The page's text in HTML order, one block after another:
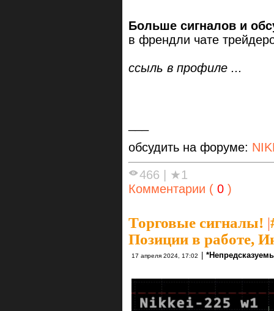
Больше сигналов и
в френдли чате
ссыль в профиле ...
обсудить на форуме:
466
★1
Комментарии ( 0 )
Торговые сигналы! |
Позиции в работе,
17 апреля 2024, 17:02